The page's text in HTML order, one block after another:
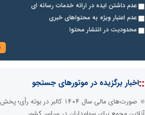
عدم داشتن ایده در ارائه خدمات رسانه ای
عدم اعتبار ویژه به محتواهای خبری
محدودیت در انتشار محتوا
::اخبار برگزیده در موتورهای جستجو
صورت‌های مالی سال ۱۴۰۴ کالبر در بوته رأی؛ پخش